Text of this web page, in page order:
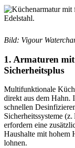
Bild: Vigour
1. Armaturen
Sicherheitsplus
Multifunktionale
direkt aus dem Hahn.
schnellen
Sicherheitssysteme
erfordern eine
Haushalte mit hohem
lohnen.